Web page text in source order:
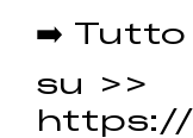
➡️ Tutto
su >>
https://